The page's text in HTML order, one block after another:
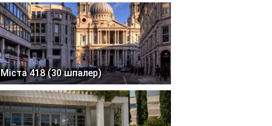
Міста 418 (30 шпалер)